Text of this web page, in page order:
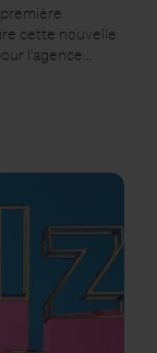
cette nouvelle
l'agence…